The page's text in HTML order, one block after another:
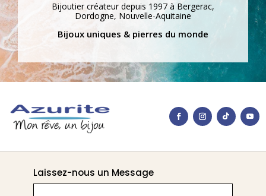
Bijoutier créateur depuis 1997 à Bergerac,
Dordogne, Nouvelle-Aquitaine
Bijoux uniques & pierres du monde
Laissez-nous un Message